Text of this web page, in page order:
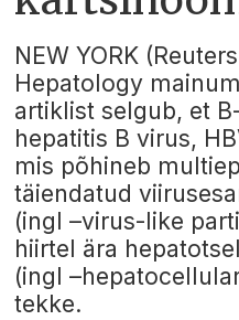
NEW YORK
Hepatology
artiklist selgub, et
hepatitis B virus,
mis põhineb
täiendatud
(ingl –virus-like
hiirtel ära
(ingl
tekke.